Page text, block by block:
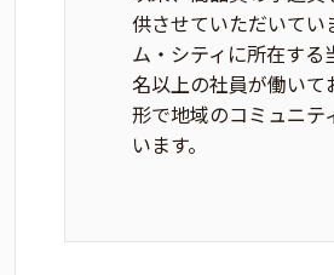
供させていただいてい
ム・シティに所在する
名以上の社員が働いて
形で地域のコミュニテ
います。